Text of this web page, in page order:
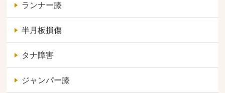
ランナー膝
半月板損傷
タナ障害
ジャンパー膝